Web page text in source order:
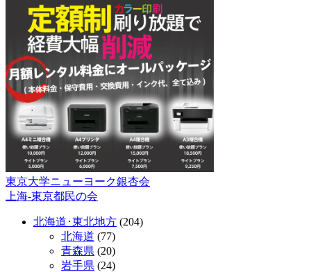
投
稿
東京大学ニューヨーク銀杏会
上海-東京都民の会
北海道･東北地方 (204)
北海道 (77)
青森県 (20)
岩手県 (24)